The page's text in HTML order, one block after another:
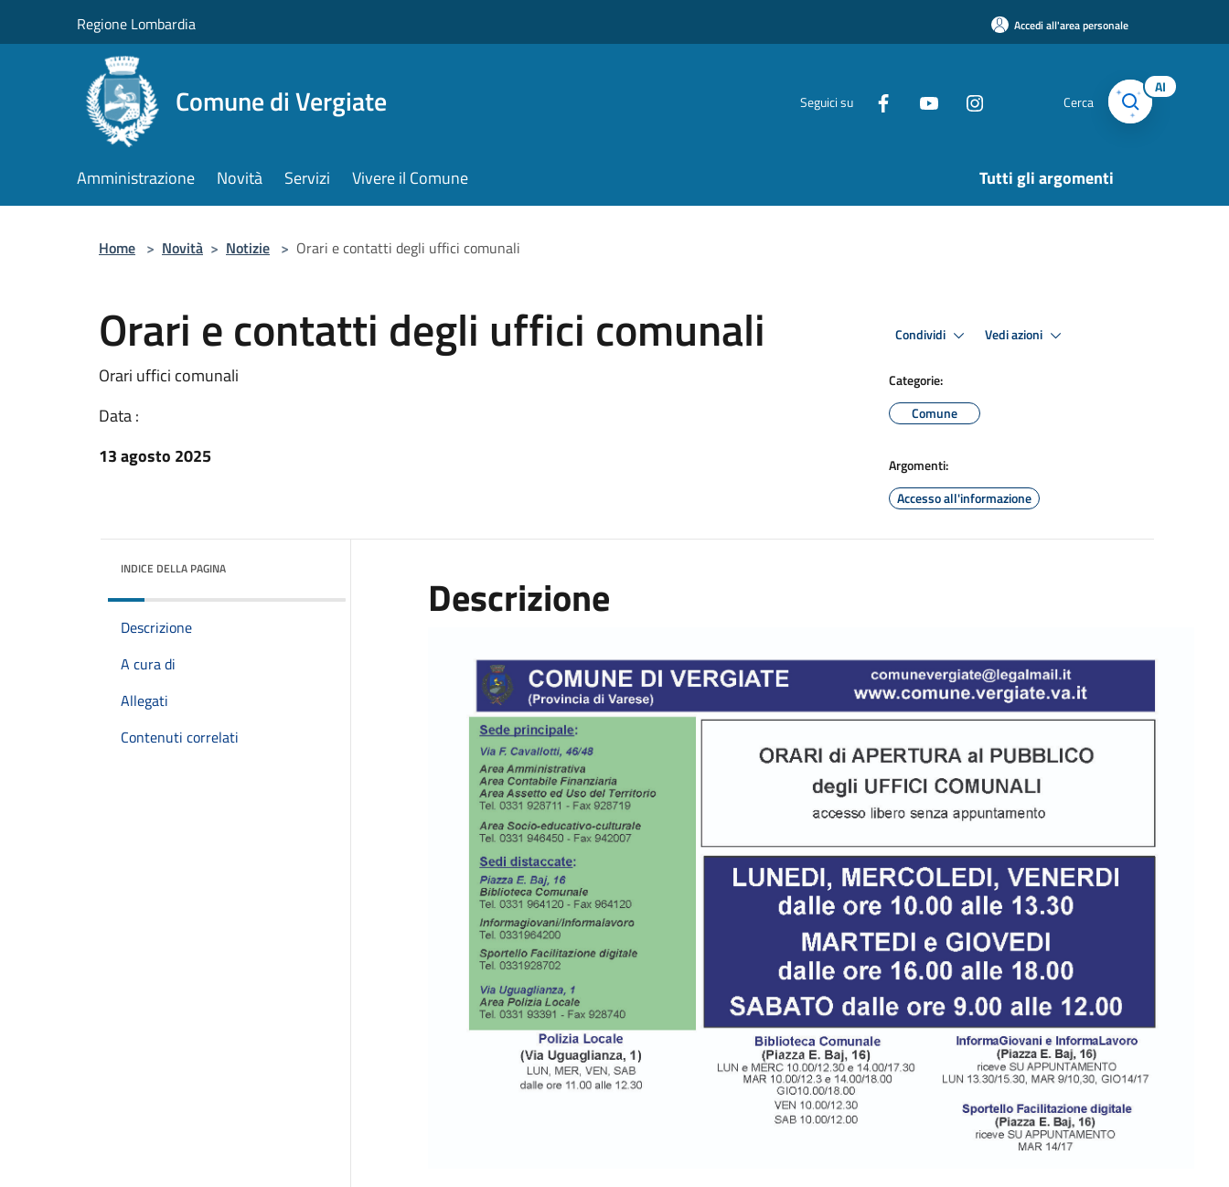
Regione Lombardia Accedi all'area personale
Comune di Vergiate Seguici su Cerca
AI
Amministrazione Novità Servizi Vivere il Comune Tutti gli argomenti
Home > Novità > Notizie > Orari e contatti degli uffici comunali
Orari e contatti degli uffici comunali
Orari uffici comunali
Data :
13 agosto 2025
Condividi Vedi azioni
Categorie:
Comune
Argomenti:
Accesso all'informazione
INDICE DELLA PAGINA
Descrizione
A cura di
Allegati
Contenuti correlati
Descrizione